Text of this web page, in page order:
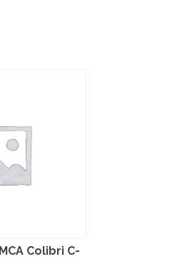
Colibri C-